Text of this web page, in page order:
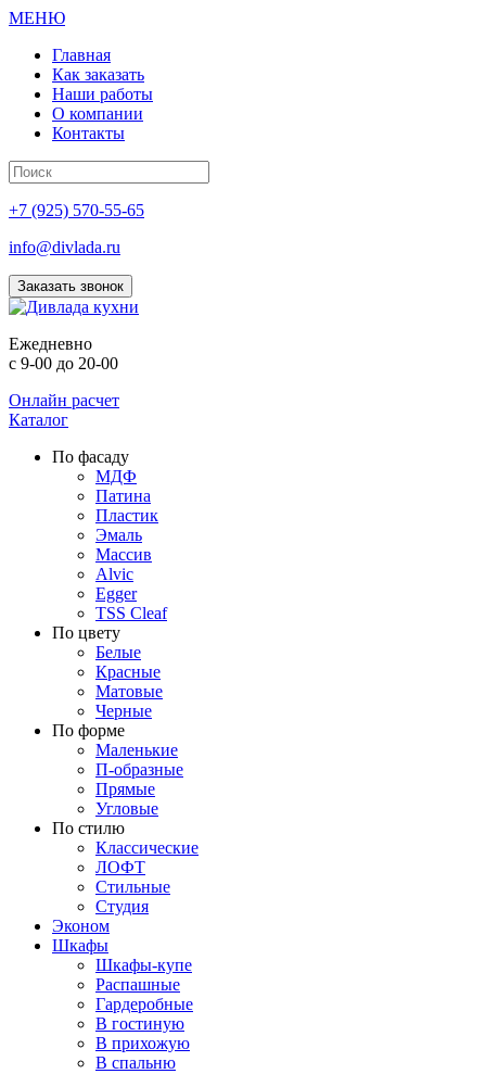
МЕНЮ
Главная
Как заказать
Наши работы
О компании
Контакты
+7 (925) 570-55-65
info@divlada.ru
Заказать звонок
Ежедневно
с 9-00 до 20-00
Онлайн расчет
Каталог
По фасаду
МДФ
Патина
Пластик
Эмаль
Массив
Alvic
Egger
TSS Cleaf
По цвету
Белые
Красные
Матовые
Черные
По форме
Маленькие
П-образные
Прямые
Угловые
По стилю
Классические
ЛОФТ
Стильные
Студия
Эконом
Шкафы
Шкафы-купе
Распашные
Гардеробные
В гостиную
В прихожую
В спальню